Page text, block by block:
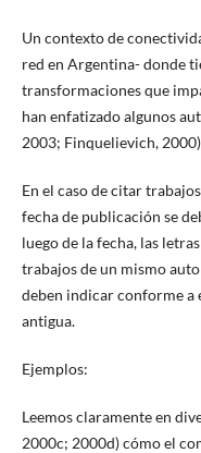
Un contexto de
red en Argentina- donde
transformaciones que
han enfatizado algunos
2003; Finquelievich,
En el caso de citar
fecha de publicación se
luego de la fecha, las letras
trabajos de un mismo
deben indicar conforme a
antigua.
Ejemplos:
Leemos claramente en
2000c; 2000d) cómo el